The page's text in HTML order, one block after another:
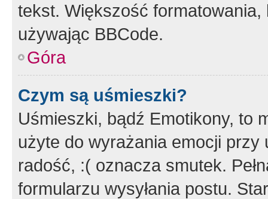
tekst. Większość
używając BBCode.
Góra
Czym są uśmieszki?
Uśmieszki, bądź Emotikony, to
użyte do wyrażania emocji
radość, :( oznacza smutek.
formularzu wysyłania postu.